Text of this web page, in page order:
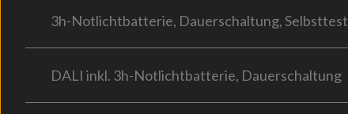
3h-Notlichtbatterie, Dauerschaltung, Selbsttest
DALI inkl. 3h-Notlichtbatterie, Dauerschaltung